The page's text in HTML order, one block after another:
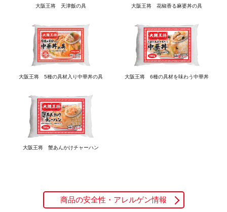
大阪王将 天津飯の具 大阪王将 花椒香る麻婆丼の具
大阪王将 5種の具材入り中華丼の具 大阪王将 6種の具材を味わう中華丼
大阪王将 蟹あんかけチャーハン
商品の安全性・アレルゲン情報